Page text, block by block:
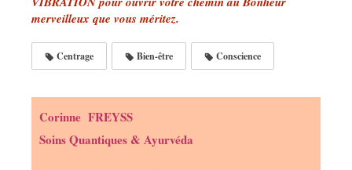
merveilleux que vous méritez.
Centrage Bien-être Conscience
Corinne FREYSS
Soins Quantiques & Ayurvéda